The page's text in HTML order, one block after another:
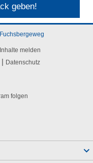
geben!
Fuchsbergeweg
Inhalte melden
| Datenschutz
folgen